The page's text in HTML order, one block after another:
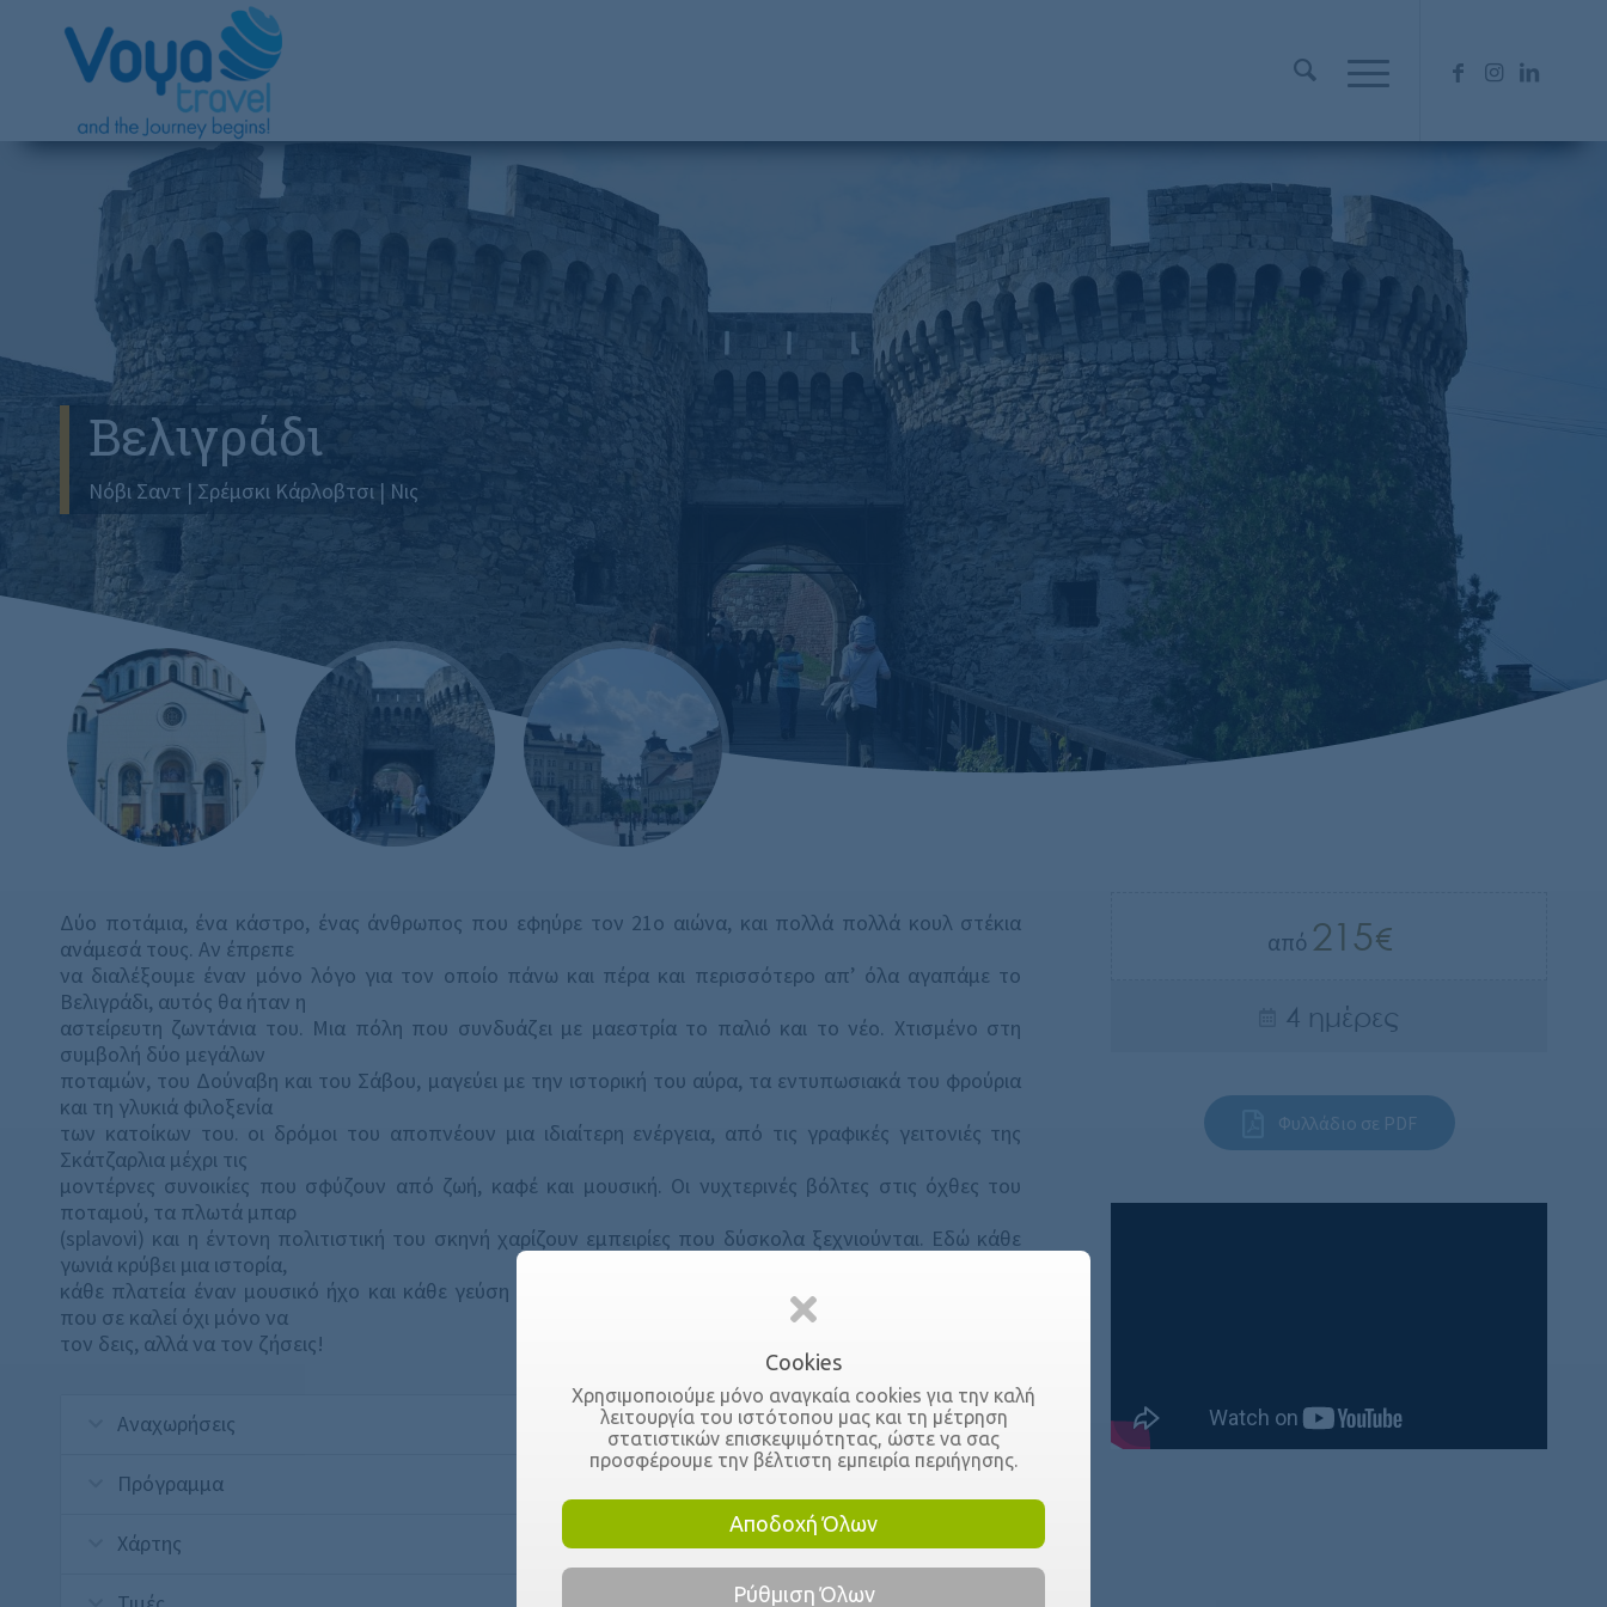
Βελιγράδι
Νόβι Σαντ | Σρέμσκι Κάρλοβτσι | Νις
Δύο ποτάμια, ένα κάστρο, ένας άνθρωπος που εφηύρε τον 21ο αιώνα, και πολλά πολλά κουλ στέκια
ανάμεσά τους. Αν έπρεπε
να διαλέξουμε έναν μόνο λόγο για τον οποίο πάνω και πέρα και περισσότερο απ’ όλα αγαπάμε το
Βελιγράδι, αυτός θα ήταν η
αστείρευτη ζωντάνια του. Μια πόλη που συνδυάζει με μαεστρία το παλιό και το νέο. Χτισμένο στη
συμβολή δύο μεγάλων
ποταμών, του Δούναβη και του Σάβου, μαγεύει με την ιστορική του αύρα, τα εντυπωσιακά του φρούρια
και τη γλυκιά φιλοξενία
των κατοίκων του. οι δρόμοι του αποπνέουν μια ιδιαίτερη ενέργεια, από τις γραφικές γειτονιές της
Σκάτζαρλια μέχρι τις
μοντέρνες συνοικίες που σφύζουν από ζωή, καφέ και μουσική. Οι νυχτερινές βόλτες στις όχθες του
ποταμού, τα πλωτά μπαρ
(splavovi) και η έντονη πολιτιστική του σκηνή χαρίζουν εμπειρίες που δύσκολα ξεχνιούνται. Εδώ κάθε
γωνιά κρύβει μια ιστορία,
κάθε πλατεία έναν μουσικό ήχο και κάθε γεύση ένα κομμάτι της βαλκανικής ψυχής. Ένας προορισμός
που σε καλεί όχι μόνο να
τον δεις, αλλά να τον ζήσεις!
Αναχωρήσεις
Πρόγραμμα
Χάρτης
από 215
4 ημέρες
Φυλλάδιο σε PDF
Cookies
Χρησιμοποιούμε μόνο αναγκαία cookies για την καλή
λειτουργία του ιστότοπου μας και τη μέτρηση
στατιστικών επισκεψιμότητας, ώστε να σας
προσφέρουμε την βέλτιστη εμπειρία περιήγησης.
Αποδοχή Όλων
Ρύθμιση Όλων